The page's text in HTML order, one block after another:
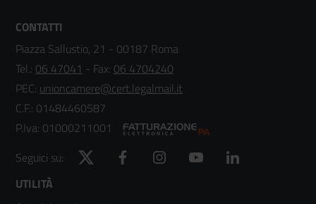
CONTATTI
Piazza Sallustio, 21 - 00187 Roma
Tel.: 06 47041 - Fax: 06 4704240
PEC: unioncamere@cert.legalmail.it
C.F.: 01484460587
P.Iva: 01000211001
Seguici su:
Twitter Facebook Instagram YouTube
Footer
UTILITÀ